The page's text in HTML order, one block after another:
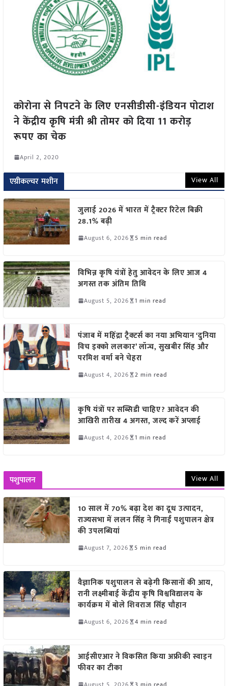
कोरोना से निपटने के लिए एनसीडीसी-इंडियन पोटाश
ने केंद्रीय कृषि मंत्री श्री तोमर को दिया 11 करोड़
रूपए का चेक
April 2, 2020
एग्रीकल्चर मशीन View All
जुलाई 2026 में भारत में ट्रैक्टर रिटेल बिक्री
28.1% बढ़ी
August 6, 2026 5 min read
विभिन्न कृषि यंत्रों हेतु आवेदन के लिए आज 4
अगस्त तक अंतिम तिथि
August 5, 2026 1 min read
पंजाब में महिंद्रा ट्रैक्टर्स का नया अभियान ‘दुनिया
विच इक्को ललकार’ लॉन्च, सुखबीर सिंह और
परमिश वर्मा बने चेहरा
August 4, 2026 2 min read
कृषि यंत्रों पर सब्सिडी चाहिए? आवेदन की
आखिरी तारीख 4 अगस्त, जल्द करें अप्लाई
August 4, 2026 1 min read
पशुपालन View All
10 साल में 70% बढ़ा देश का दूध उत्पादन,
राज्यसभा में ललन सिंह ने गिनाईं पशुपालन क्षेत्र
की उपलब्धियां
August 7, 2026 5 min read
वैज्ञानिक पशुपालन से बढ़ेगी किसानों की आय,
रानी लक्ष्मीबाई केंद्रीय कृषि विश्वविद्यालय के
कार्यक्रम में बोले शिवराज सिंह चौहान
August 6, 2026 4 min read
आईसीएआर ने विकसित किया अफ्रीकी स्वाइन
फीवर का टीका